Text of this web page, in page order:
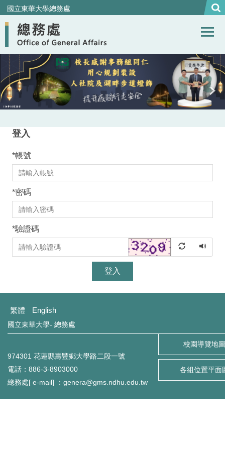
跳
到
主
內
容
區
國立東華大學總務處
登入
*帳號
*密碼
*驗證碼
登入
繁體 English
國立東華大學- 總務處
974301 花蓮縣壽豐鄉大學路二段一號
電話：886-3-8903000
總務處[ e-mail] ：genera@gms.ndhu.edu.tw
校園導覽地圖
各組位置平面